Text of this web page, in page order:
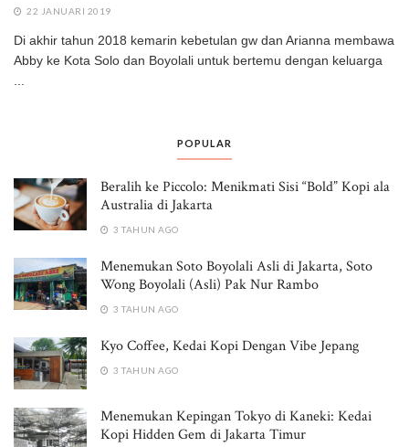
22 JANUARI 2019
Di akhir tahun 2018 kemarin kebetulan gw dan Arianna membawa
Abby ke Kota Solo dan Boyolali untuk bertemu dengan keluarga
POPULAR
Beralih ke Piccolo: Menikmati Sisi “Bold” Kopi ala
Australia di Jakarta
3 TAHUN AGO
Menemukan Soto Boyolali Asli di Jakarta, Soto
Wong Boyolali (Asli) Pak Nur Rambo
3 TAHUN AGO
Kyo Coffee, Kedai Kopi Dengan Vibe Jepang
3 TAHUN AGO
Menemukan Kepingan Tokyo di Kaneki: Kedai
Kopi Hidden Gem di Jakarta Timur